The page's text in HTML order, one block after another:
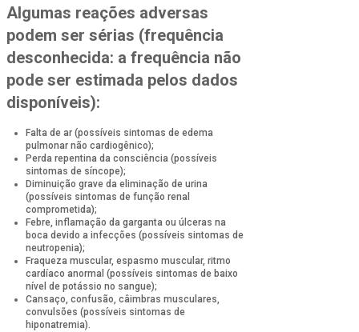
Algumas reações adversas
podem ser sérias (frequência
desconhecida: a frequência não
pode ser estimada pelos dados
disponíveis):
Falta de ar (possíveis sintomas de edema
pulmonar não cardiogênico);
Perda repentina da consciência (possíveis
sintomas de síncope);
Diminuição grave da eliminação de urina
(possíveis sintomas de função renal
comprometida);
Febre, inflamação da garganta ou úlceras na
boca devido a infecções (possíveis sintomas de
neutropenia);
Fraqueza muscular, espasmo muscular, ritmo
cardíaco anormal (possíveis sintomas de baixo
nível de potássio no sangue);
Cansaço, confusão, câimbras musculares,
convulsões (possíveis sintomas de
hiponatremia).